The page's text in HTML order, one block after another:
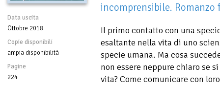
Data uscita
Ottobre 2018
Copie disponibili
ampia disponibilità
Pagine
224
incomprensibile. Romanzo
Il primo contatto con una
esaltante nella vita di uno
specie umana. Ma cosa
non essere neppure chiaro se
vita? Come comunicare con